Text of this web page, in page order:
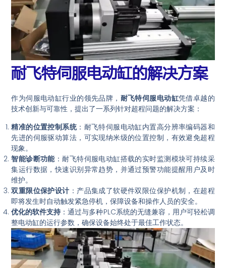
耐飞特伺服电动缸的解决方案
作为伺服电动缸行业的领先品牌， 耐飞特伺服电动缸凭借卓越的
技术创新与可靠性，提出了一系列针对超程问题的解决方案：
精准的位置控制系统：耐飞特伺服电动缸内置高分辨率编码器和
先进的伺服驱动算法，可实现纳米级的位置控制，有效避免超程
现象。
智能诊断功能：耐飞特伺服电动缸搭载的实时监测模块可持续采
集运行数据，快速识别异常趋势，并通过预警功能提醒用户及时
维护。
双重限位保护设计 ：产品集成了软硬件双限位保护机制，在超程
即将发生时自动触发紧急停机，保障设备和操作人员的安全。
优化的软件支持 ：通过与多种PLC系统的无缝兼容，用户可轻松调
整电动缸的运行参数，确保设备始终处于最佳工作状态。